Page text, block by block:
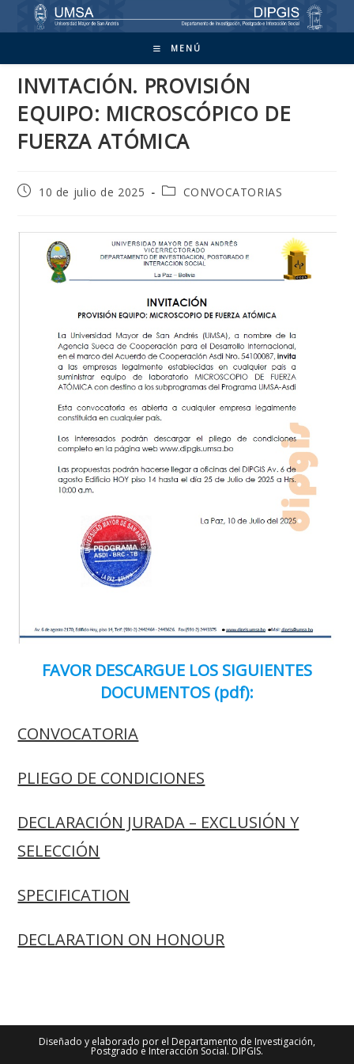
al
MENÚ
INVITACIÓN. PROVISIÓN
EQUIPO: MICROSCÓPICO DE
FUERZA ATÓMICA
Publicación
entrada:
10 de julio de 2025
Categoría
entrada:
CONVOCATORIAS
FAVOR DESCARGUE LOS SIGUIENTES
DOCUMENTOS (pdf):
CONVOCATORIA
PLIEGO DE CONDICIONES
DECLARACIÓN JURADA – EXCLUSIÓN Y
SELECCIÓN
SPECIFICATION
DECLARATION ON HONOUR
Diseñado y elaborado por el Departamento de Investigación,
Postgrado e Interacción Social. DIPGIS.